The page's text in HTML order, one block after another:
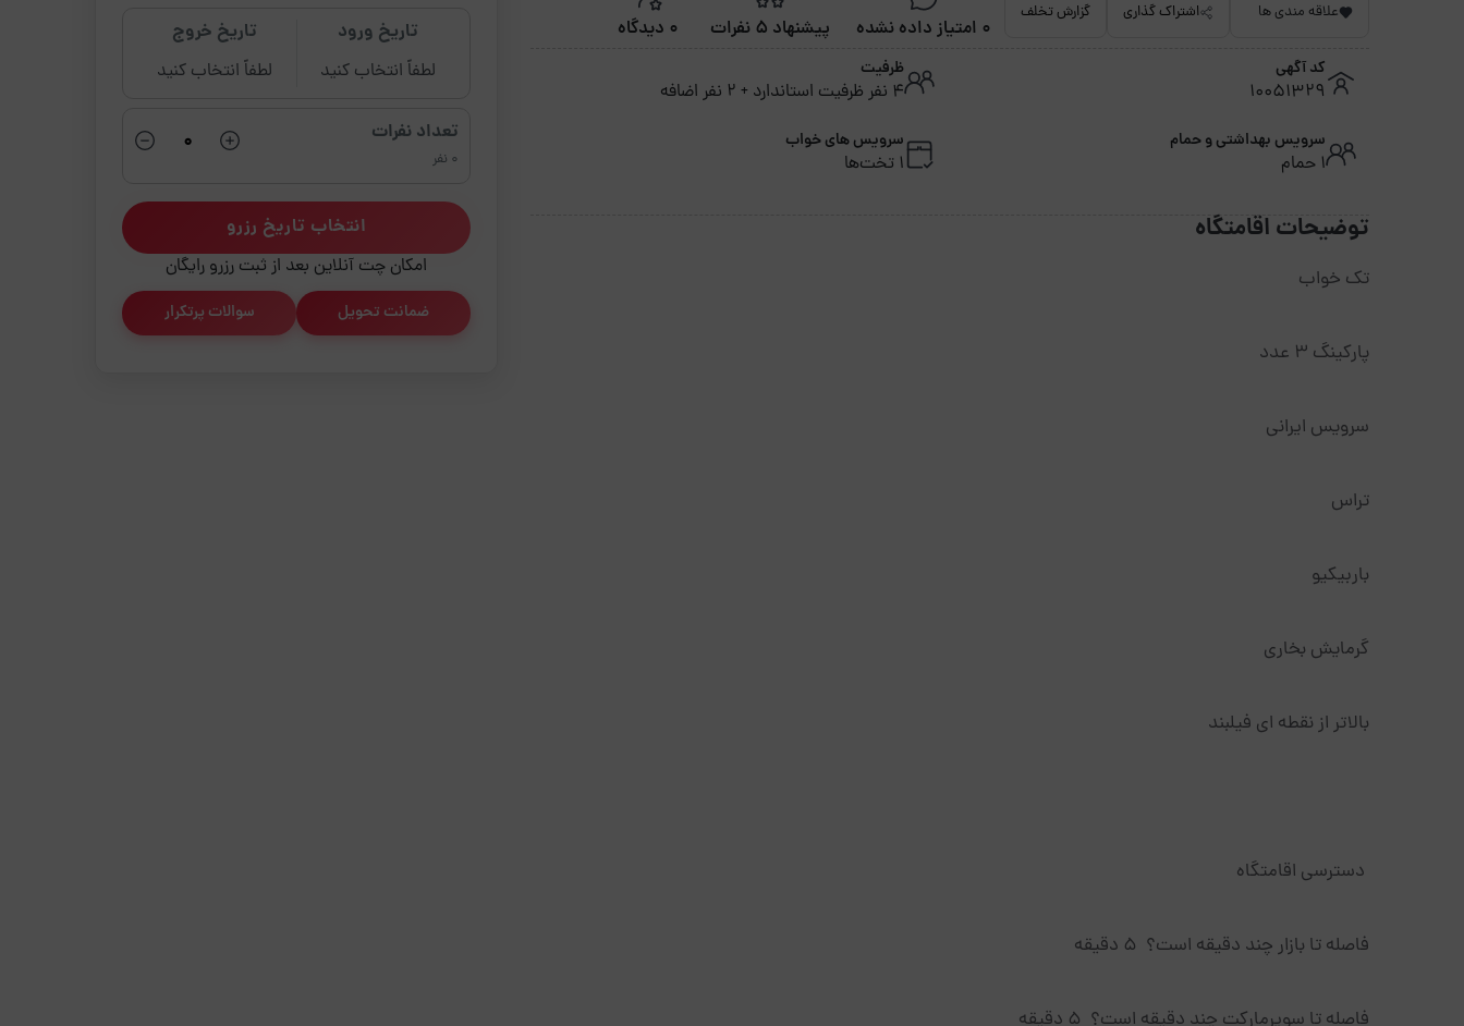
علاقه مندی ها اشتراک گذاری گزارش تخلف
0 امتیاز داده نشده پیشنهاد 5 نفرات 0 دیدگاه
کد آگهی
10051329
ظرفیت
4 نفر ظرفیت استاندارد + 2 نفر اضافه
سرویس بهداشتی و حمام
1 حمام
سرویس های خواب
1 تخت‌ها
توضیحات اقامتگاه
تک خواب
پارکینگ 3 عدد
سرویس ایرانی
تراس
باربیکیو
گرمایش بخاری
بالاتر از نقطه ای فیلبند
دسترسی اقامتگاه
فاصله تا بازار چند دقیقه است؟ 5 دقیقه
تاریخ ورود
لطفاً انتخاب کنید
تاریخ خروج
لطفاً انتخاب کنید
تعداد نفرات
0 نفر
انتخاب تاریخ رزرو
امکان چت آنلاین بعد از ثبت رزرو رایگان
ضمانت تحویل سوالات پرتکرار